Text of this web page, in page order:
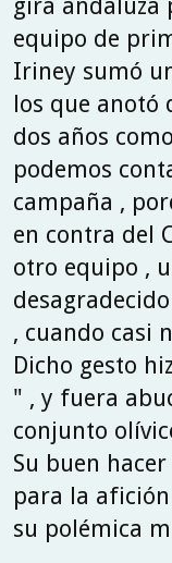
gira
equipo de
Iriney sumó
los que anotó
dos años
podemos
campaña ,
en contra del
otro equipo ,
, cuando casi
Dicho gesto
" , y fuera
conjunto
Su buen
para la
su polémica